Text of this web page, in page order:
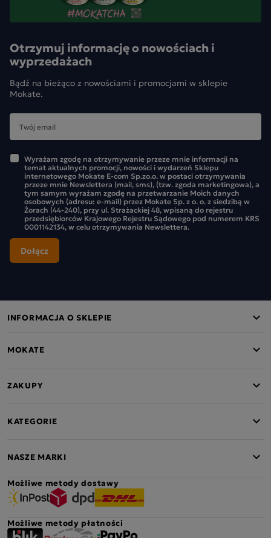
Otrzymuj informację o nowościach i
wyprzedażach
Bądź na bieżąco z nowościami i promocjami w sklepie
Mokate.
Wyrażam zgodę na otrzymywanie przeze mnie informacji na
temat aktualnych promocji, nowości i wydarzeń Sklepu
internetowego Mokate E-com Sp.zo.o. w postaci otrzymywania
przeze mnie Newslettera (mail, sms), (tzw. zgoda marketingowa), a
tym samym wyrażam zgodę na przetwarzanie Moich danych
osobowych (adresu: e-mail) przez Mokate Sp. z o. o. z siedzibą w
Żorach (44-240), przy ul. Strażackiej 48, wpisaną do rejestru
przedsiębiorców Krajowego Rejestru Sądowego pod numerem KRS
0001142134, w celu otrzymywania Newslettera.
INFORMACJA O SKLEPIE
MOKATE
ZAKUPY
KATEGORIE
NASZE MARKI
Możliwe metody dostawy
Możliwe metody płatności